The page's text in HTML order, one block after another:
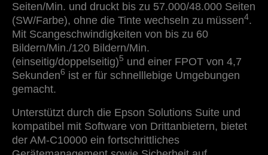
Seiten/Min. und druckt bis zu 57.000/48.000 Seiten
(SW/Farbe), ohne die Tinte wechseln zu müssen4.
Mit Scangeschwindigkeiten von bis zu 60
Bildern/Min./120 Bildern/Min.
(einseitig/doppelseitig)5 und einer FPOT von 4,7
Sekunden6 ist er für schnelllebige Umgebungen
gemacht.
Unterstützt durch die Epson Solutions Suite und
kompatibel mit Software von Drittanbietern, bietet
der AM-C10000 ein fortschrittliches